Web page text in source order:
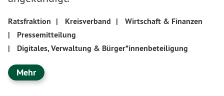
Ratsfraktion | Kreisverband |
Wirtschaft & Finanzen
|
Pressemitteilung
|
Digitales, Verwaltung & Bürger*innenbeteiligung
Mehr